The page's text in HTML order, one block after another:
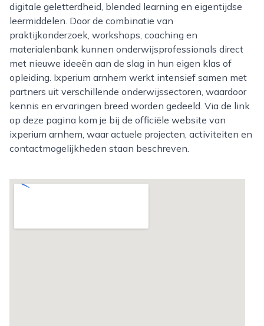
digitale geletterdheid, blended learning en eigentijdse
leermiddelen. Door de combinatie van
praktijkonderzoek, workshops, coaching en
materialenbank kunnen onderwijsprofessionals direct
met nieuwe ideeën aan de slag in hun eigen klas of
opleiding. Ixperium arnhem werkt intensief samen met
partners uit verschillende onderwijssectoren, waardoor
kennis en ervaringen breed worden gedeeld. Via de link
op deze pagina kom je bij de officiële website van
ixperium arnhem, waar actuele projecten, activiteiten en
contactmogelijkheden staan beschreven.